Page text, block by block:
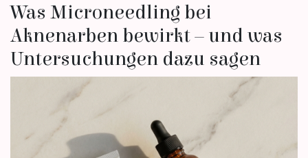
Was Microneedling bei
Aknenarben bewirkt – und was
Untersuchungen dazu sagen